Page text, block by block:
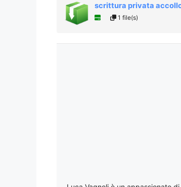
scrittura privata
1 file(s)